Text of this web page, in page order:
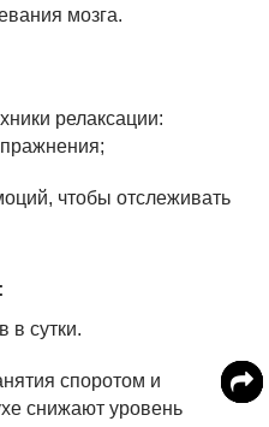
мозга.
релаксации:
чтобы отслеживать
в сутки.
споротом и
снижают уровень